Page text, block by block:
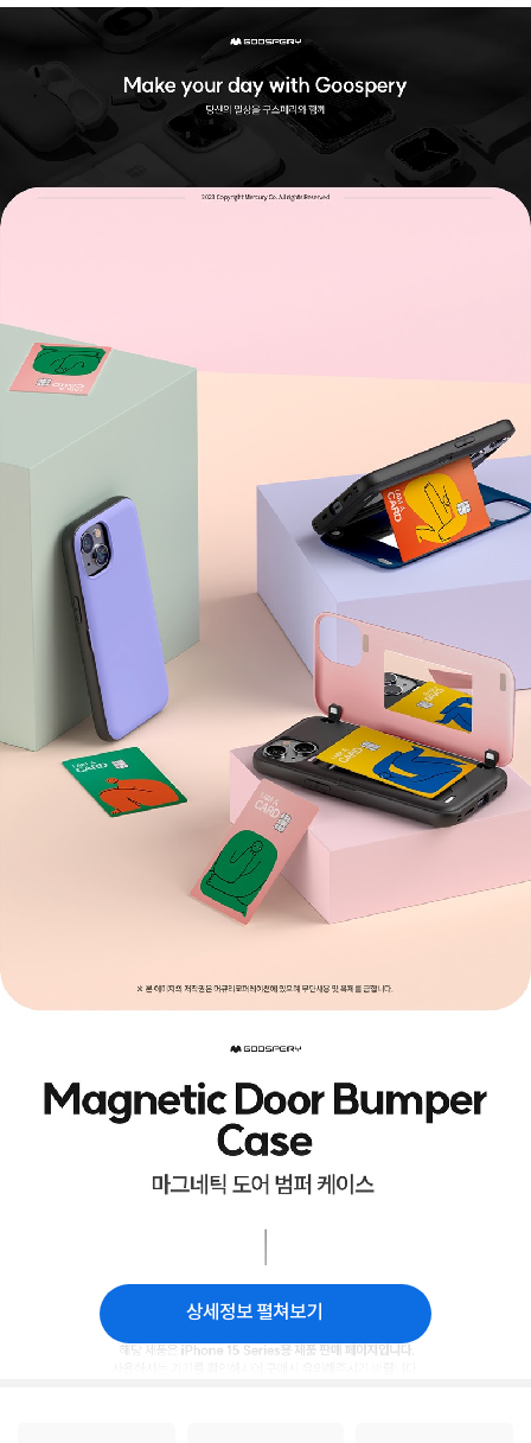
상세정보 펼쳐보기